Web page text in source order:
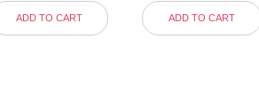
ADD TO CART ADD TO CART